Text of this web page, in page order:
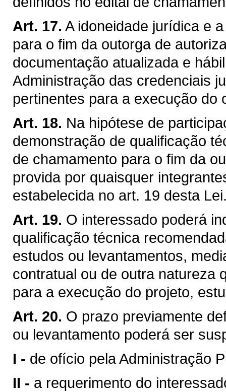
Art. 17. A idoneidade jurídica e
para o fim da outorga de
documentação atualizada e
Administração das credenciais
pertinentes para a execução do
Art. 18. Na hipótese de
demonstração de qualificação
de chamamento para o fim da
provida por quaisquer
estabelecida no art. 19 desta
Art. 19. O interessado poderá
qualificação técnica
estudos ou levantamentos,
contratual ou de outra natureza
para a execução do projeto,
Art. 20. O prazo previamente
ou levantamento poderá ser
I - de ofício pela Administração
II - a requerimento do